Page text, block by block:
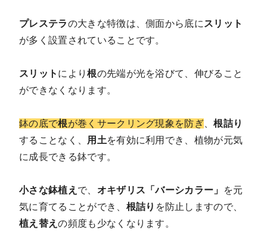
プレステラの大きな特徴は、側面から底に スリット
が多く設置されていることです。
スリット により根の先端が光を浴びて、伸びること
ができなくなります。
鉢の底で根が巻くサークリング現象を防ぎ 、根詰り
することなく、
用土を有効に利用でき、植物が元気
に成長できる鉢です。
小さな鉢植え で、 オキザリス「バーシカラー」
を元
気に育てることができ、 根詰り を防止しますので、
植え替えの頻度も少なくなります。